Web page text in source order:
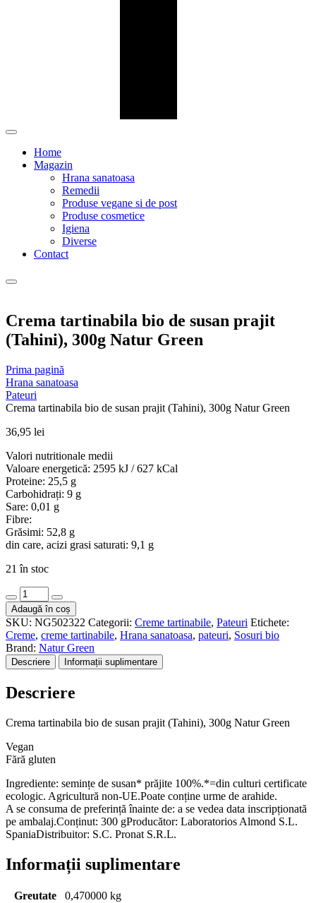
Home
Magazin
Hrana sanatoasa
Remedii
Produse vegane si de post
Produse cosmetice
Igiena
Diverse
Contact
Crema tartinabila bio de susan prajit
(Tahini), 300g Natur Green
Prima pagină
Hrana sanatoasa
Pateuri
Crema tartinabila bio de susan prajit (Tahini), 300g Natur Green
36,95 lei
Valori nutritionale medii
Valoare energetică: 2595 kJ / 627 kCal
Proteine: 25,5 g
Carbohidrați: 9 g
Sare: 0,01 g
Fibre:
Grăsimi: 52,8 g
din care, acizi grasi saturati: 9,1 g
21 în stoc
Cantitate
Crema
tartinabila
bio
de
susan
prajit
300g
Green
Adaugă în coș
SKU: NG502322 Categorii: Creme tartinabile, Pateuri Etichete:
Creme, creme tartinabile, Hrana sanatoasa, pateuri, Sosuri bio
Brand: Natur Green
Descriere Informații suplimentare
Descriere
Crema tartinabila bio de susan prajit (Tahini), 300g Natur Green
Vegan
Fără gluten
Ingrediente: semințe de susan* prăjite 100%.*=din culturi certificate
ecologic. Agricultură non-UE.Poate conține urme de arahide.
A se consuma de preferință înainte de: a se vedea data inscripționată
pe ambalaj.Conținut: 300 gProducător: Laboratorios Almond S.L.
SpaniaDistribuitor: S.C. Pronat S.R.L.
Informații suplimentare
Greutate
0,470000 kg